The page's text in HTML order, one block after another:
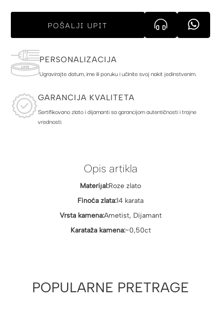
POŠALJI UPIT
PERSONALIZACIJA
Ugravirajte datum, ime ili poruku i učinite svoj nakit jedinstvenim.
GARANCIJA KVALITETA
Sertifikovano zlato i dijamanti sa garancijom autentičnosti i trajne
vrednosti.
Opis artikla
Materijal:Roze zlato
Finoća zlata:14 karata
Vrsta kamena:Ametist, Dijamant
Karataža kamena:~0,50ct
POPULARNE PRETRAGE